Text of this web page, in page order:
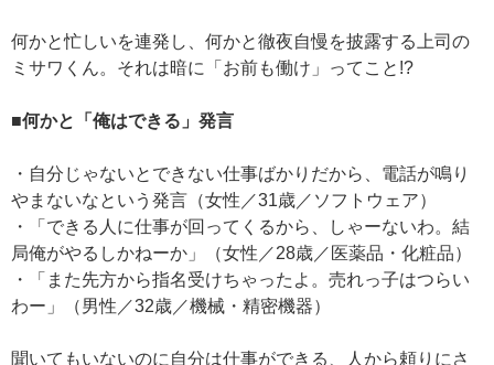
何かと忙しいを連発し、何かと徹夜自慢を披露する上司の
ミサワくん。それは暗に「お前も働け」ってこと!?
■何かと「俺はできる」発言
・自分じゃないとできない仕事ばかりだから、電話が鳴り
やまないなという発言（女性／31歳／ソフトウェア）
・「できる人に仕事が回ってくるから、しゃーないわ。結
局俺がやるしかねーか」（女性／28歳／医薬品・化粧品）
・「また先方から指名受けちゃったよ。売れっ子はつらい
わー」（男性／32歳／機械・精密機器）
聞いてもいないのに自分は仕事ができる、人から頼りにさ